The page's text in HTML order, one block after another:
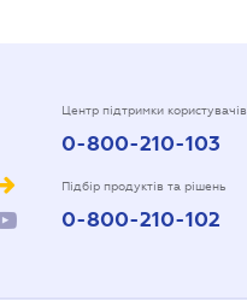
Центр підтримки користувачів
0-800-210-103
Підбір продуктів та рішень
0-800-210-102